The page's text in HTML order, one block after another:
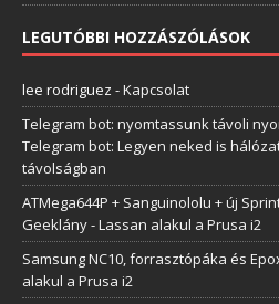
LEGUTÓBBI HOZZÁSZÓLÁSOK
lee rodriguez -Kapcsolat
Telegram bot: nyomtassunk távoli
Telegram bot: Legyen neked is
távolságban
ATMega644P + Sanguinololu + új
Geeklány-Lassan alakul a Prusa i2
Samsung NC10, forrasztópáka és
alakul a Prusa i2